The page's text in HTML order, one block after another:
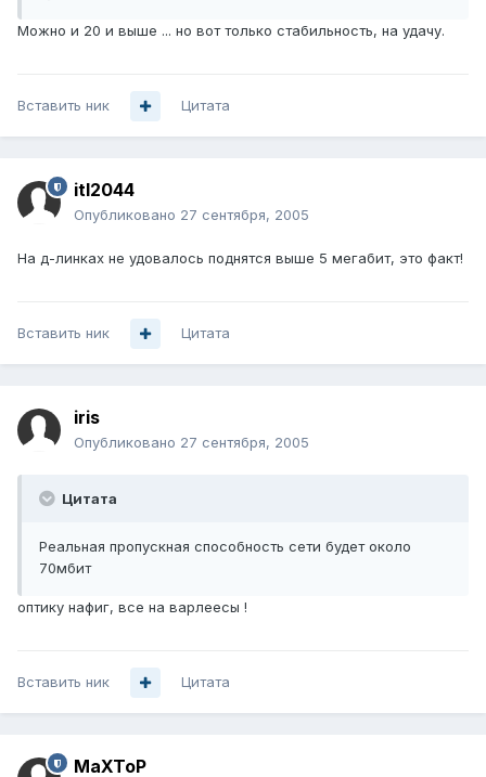
Можно и 20 и выше ... но вот только стабильность, на удачу.
Вставить ник Цитата
itl2044
Опубликовано 27 сентября, 2005
На д-линках не удовалось поднятся выше 5 мегабит, это факт!
Вставить ник Цитата
iris
Опубликовано 27 сентября, 2005
Цитата
Реальная пропускная способность сети будет около
70мбит
оптику нафиг, все на варлеесы !
Вставить ник Цитата
MaXToP